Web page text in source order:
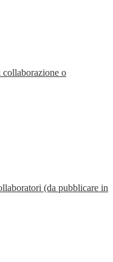
o
(da pubblicare in